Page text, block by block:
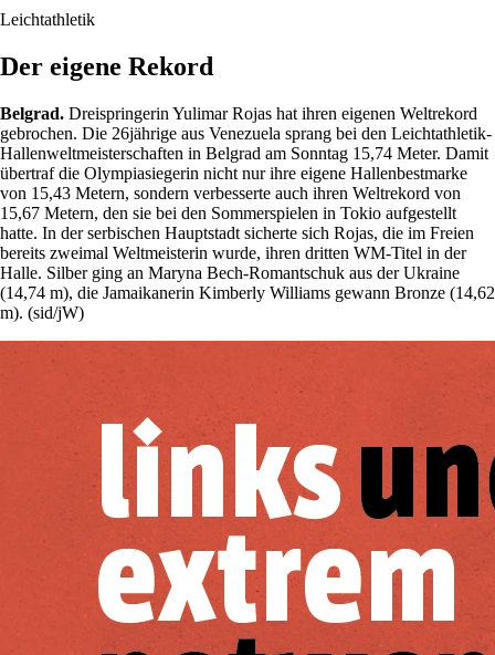
Leichtathletik
Der eigene Rekord
Belgrad. Dreispringerin Yulimar Rojas hat ihren eigenen Weltrekord
gebrochen. Die 26jährige aus Venezuela sprang bei den Leichtathletik-
Hallenweltmeisterschaften in Belgrad am Sonntag 15,74 Meter. Damit
übertraf die Olympiasiegerin nicht nur ihre eigene Hallenbestmarke
von 15,43 Metern, sondern verbesserte auch ihren Weltrekord von
15,67 Metern, den sie bei den Sommerspielen in Tokio aufgestellt
hatte. In der serbischen Hauptstadt sicherte sich Rojas, die im Freien
bereits zweimal Weltmeisterin wurde, ihren dritten WM-Titel in der
Halle. Silber ging an Maryna Bech-Romantschuk aus der ­Ukraine
(14,74 m), die Jamaikanerin Kimberly Williams gewann Bronze (14,62
m). (sid/jW)